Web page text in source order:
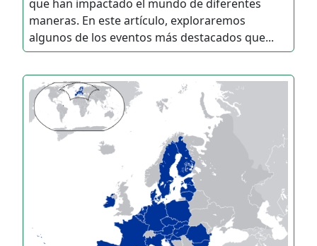
que han impactado el mundo de diferentes
maneras. En este artículo, exploraremos
algunos de los eventos más destacados que...